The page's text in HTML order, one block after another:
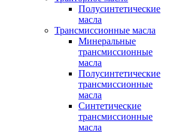
Полусинтетические
масла
Трансмиссионные масла
Минеральные
трансмиссионные
масла
Полусинтетические
трансмиссионные
масла
Синтетические
трансмиссионные
масла